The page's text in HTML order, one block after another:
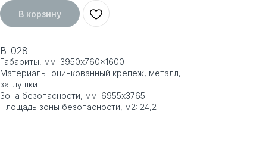
В корзину
В-028
Габариты, мм: 3950x760x1600
Материалы: оцинкованный крепеж, металл,
заглушки
Зона безопасности, мм: 6955x3765
Площадь зоны безопасности, м2: 24,2